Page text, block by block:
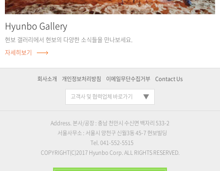
Hyunbo Gallery
현보 갤러리에서 현보의 다양한 소식들을 만나보세요.
자세히보기
회사소개 개인정보처리방침 이메일무단수집거부 Contact Us
고객사 및 협력업체 바로가기
Address. 본사/공장 : 충남 천안시 수신면 백자리 533-2
서울사무소 : 서울시 양천구 신월3동 45-7 현보빌딩
Tel. 041-552-5515
COPYRIGHT(C)2017 Hyunbo Corp. ALL RIGHTS RESERVED.